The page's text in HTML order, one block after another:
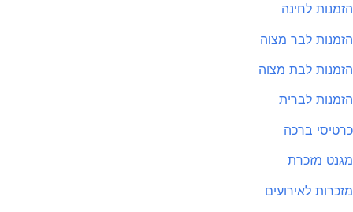
לחינה
לבר מצוה
לבת מצוה
לברית
ברכה
מזכרת
לאירועים